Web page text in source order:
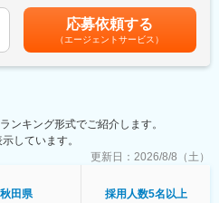
安定供給・情報提供力を武器に提案で
業務
、韓国株式市場KOSPIに上市してい
する企業の中で、常に時価総額が
び製造技術に注力しているグループ
薬品を日本で販売するため、セルトリ
※年収は経験に応じて決定します。年収
※固定残業代は、時間外労働の有無に関
。※別途営業日当支給（2,000円/日）賃
あり、選考を通じて上下する可能性
応募依頼する
（エージェントサービス）
ンキング形式でご紹介します。
しています。
更新日： 2026/8/8（土）
秋田県 採用人数5名以上